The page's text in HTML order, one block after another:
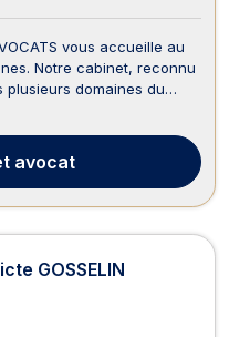
vous accueille au
Notre cabinet, reconnu
domaines du
...
avocat
GOSSELIN